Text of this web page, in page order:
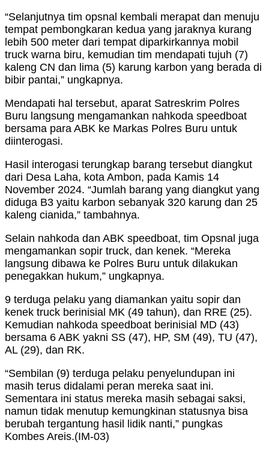
“Selanjutnya tim opsnal kembali merapat dan menuju
tempat pembongkaran kedua yang jaraknya kurang
lebih 500 meter dari tempat diparkirkannya mobil
truck warna biru, kemudian tim mendapati tujuh (7)
kaleng CN dan lima (5) karung karbon yang berada di
bibir pantai,” ungkapnya.
Mendapati hal tersebut, aparat Satreskrim Polres
Buru langsung mengamankan nahkoda speedboat
bersama para ABK ke Markas Polres Buru untuk
diinterogasi.
Hasil interogasi terungkap barang tersebut diangkut
dari Desa Laha, kota Ambon, pada Kamis 14
November 2024. “Jumlah barang yang diangkut yang
diduga B3 yaitu karbon sebanyak 320 karung dan 25
kaleng cianida,” tambahnya.
Selain nahkoda dan ABK speedboat, tim Opsnal juga
mengamankan sopir truck, dan kenek. “Mereka
langsung dibawa ke Polres Buru untuk dilakukan
penegakkan hukum,” ungkapnya.
9 terduga pelaku yang diamankan yaitu sopir dan
kenek truck berinisial MK (49 tahun), dan RRE (25).
Kemudian nahkoda speedboat berinisial MD (43)
bersama 6 ABK yakni SS (47), HP, SM (49), TU (47),
AL (29), dan RK.
“Sembilan (9) terduga pelaku penyelundupan ini
masih terus didalami peran mereka saat ini.
Sementara ini status mereka masih sebagai saksi,
namun tidak menutup kemungkinan statusnya bisa
berubah tergantung hasil lidik nanti,” pungkas
Kombes Areis.(IM-03)